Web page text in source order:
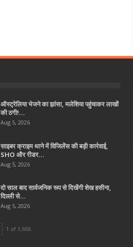
ऑस्ट्रेलिया भेजने का झांसा, मलेशिया पहुंचाकर लाखों
की ठगी!…
Aug 5, 2026
साइबर क्राइम थाने में विजिलेंस की बड़ी कार्रवाई,
SHO और रीडर…
Aug 5, 2026
दो साल बाद सार्वजनिक रूप से दिखेंगी शेख हसीना,
दिल्ली से…
Aug 5, 2026
1 of 1,666